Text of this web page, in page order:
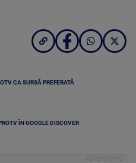
CA SURSĂ PREFERATĂ
ÎN GOOGLE DISCOVER